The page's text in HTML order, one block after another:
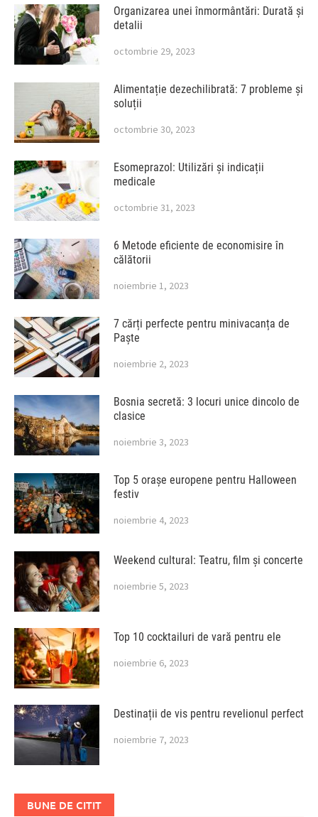
Organizarea unei înmormântări: Durată și
detalii
octombrie 29, 2023
Alimentație dezechilibrată: 7 probleme și
soluții
octombrie 30, 2023
Esomeprazol: Utilizări și indicații
medicale
octombrie 31, 2023
6 Metode eficiente de economisire în
călătorii
noiembrie 1, 2023
7 cărți perfecte pentru minivacanța de
Paște
noiembrie 2, 2023
Bosnia secretă: 3 locuri unice dincolo de
clasice
noiembrie 3, 2023
Top 5 orașe europene pentru Halloween
festiv
noiembrie 4, 2023
Weekend cultural: Teatru, film și concerte
noiembrie 5, 2023
Top 10 cocktailuri de vară pentru ele
noiembrie 6, 2023
Destinații de vis pentru revelionul perfect
noiembrie 7, 2023
BUNE DE CITIT